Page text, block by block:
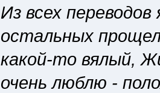
Из всех
остальных
какой-то вялый,
очень люблю -